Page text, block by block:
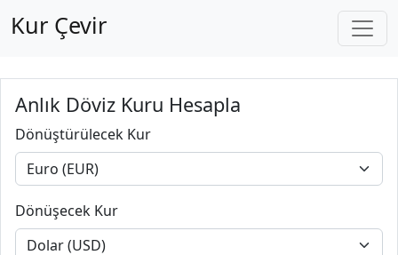
Kur Çevir
Anlık Döviz Kuru Hesapla
Dönüştürülecek Kur
Dönüşecek Kur